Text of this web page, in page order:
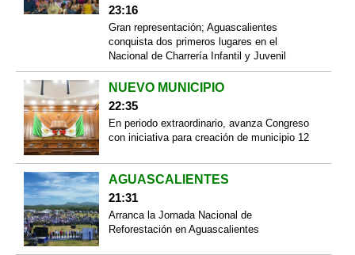
23:16
Gran representación; Aguascalientes
conquista dos primeros lugares en el
Nacional de Charrería Infantil y Juvenil
NUEVO MUNICIPIO
22:35
En periodo extraordinario, avanza Congreso
con iniciativa para creación de municipio 12
AGUASCALIENTES
21:31
Arranca la Jornada Nacional de
Reforestación en Aguascalientes